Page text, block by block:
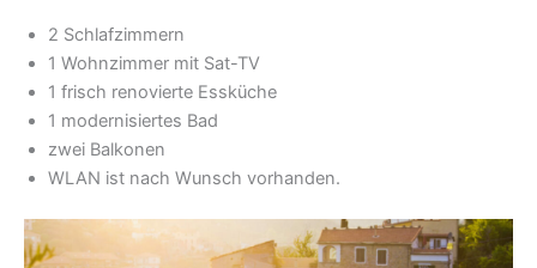
2 Schlafzimmern
1 Wohnzimmer mit Sat-TV
1 frisch renovierte Essküche
1 modernisiertes Bad
zwei Balkonen
WLAN ist nach Wunsch vorhanden.